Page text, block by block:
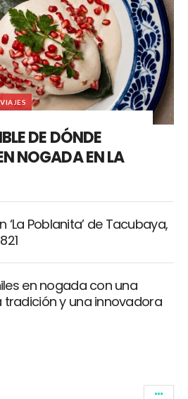
DE DÓNDE
NOGADA EN LA
Poblanita’ de Tacubaya,
en nogada con una
y una innovadora